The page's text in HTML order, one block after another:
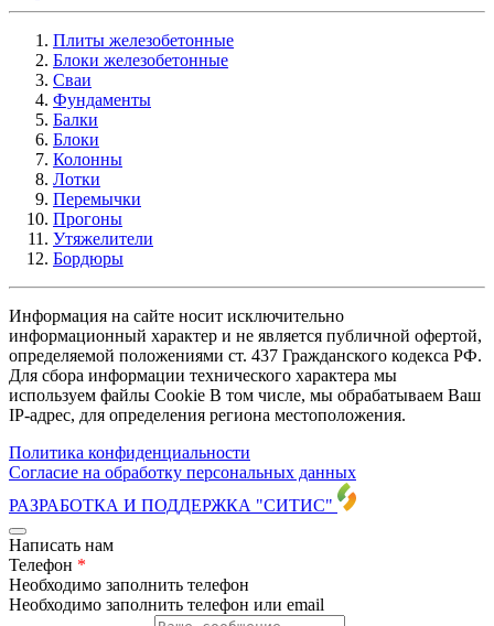
Плиты железобетонные
Блоки железобетонные
Сваи
Фундаменты
Балки
Блоки
Колонны
Лотки
Перемычки
Прогоны
Утяжелители
Бордюры
Информация на сайте носит исключительно
информационный характер и не является публичной офертой,
определяемой положениями ст. 437 Гражданского кодекса РФ.
Для сбора информации технического характера мы
используем файлы Cookie В том числе, мы обрабатываем Ваш
IP-адрес, для определения региона местоположения.
Политика конфиденциальности
Согласие на обработку персональных данных
РАЗРАБОТКА И ПОДДЕРЖКА "СИТИС"
Написать нам
Телефон *
Необходимо заполнить телефон
Необходимо заполнить телефон или email